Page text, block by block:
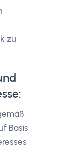
zu
Basis